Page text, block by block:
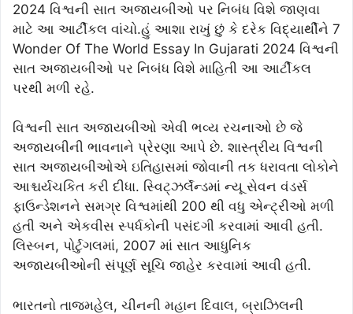
2024 વિશ્વની સાત અજાયબીઓ પર નિબંધ વિશે જાણવા
માટે આ આર્ટીકલ વાંચો.હું આશા રાખું છું કે દરેક વિદ્યાર્થીને 7
Wonder Of The World Essay In Gujarati 2024 વિશ્વની
સાત અજાયબીઓ પર નિબંધ વિશે માહિતી આ આર્ટીકલ
પરથી મળી રહે.
વિશ્વની સાત અજાયબીઓ એવી ભવ્ય રચનાઓ છે જે
અજાયબીની ભાવનાને પ્રેરણા આપે છે. શાસ્ત્રીય વિશ્વની
સાત અજાયબીઓએ ઇતિહાસમાં જોવાની તક ધરાવતા લોકોને
આશ્ચર્યચકિત કરી દીધા. સ્વિટ્ઝર્લૅન્ડમાં ન્યૂ સેવન વંડર્સ
ફાઉન્ડેશનને સમગ્ર વિશ્વમાંથી 200 થી વધુ એન્ટ્રીઓ મળી
હતી અને એકવીસ સ્પર્ધકોની પસંદગી કરવામાં આવી હતી.
લિસ્બન, પોર્ટુગલમાં, 2007 માં સાત આધુનિક
અજાયબીઓની સંપૂર્ણ સૂચિ જાહેર કરવામાં આવી હતી.
ભારતનો તાજમહેલ, ચીનની મહાન દિવાલ, બ્રાઝિલની